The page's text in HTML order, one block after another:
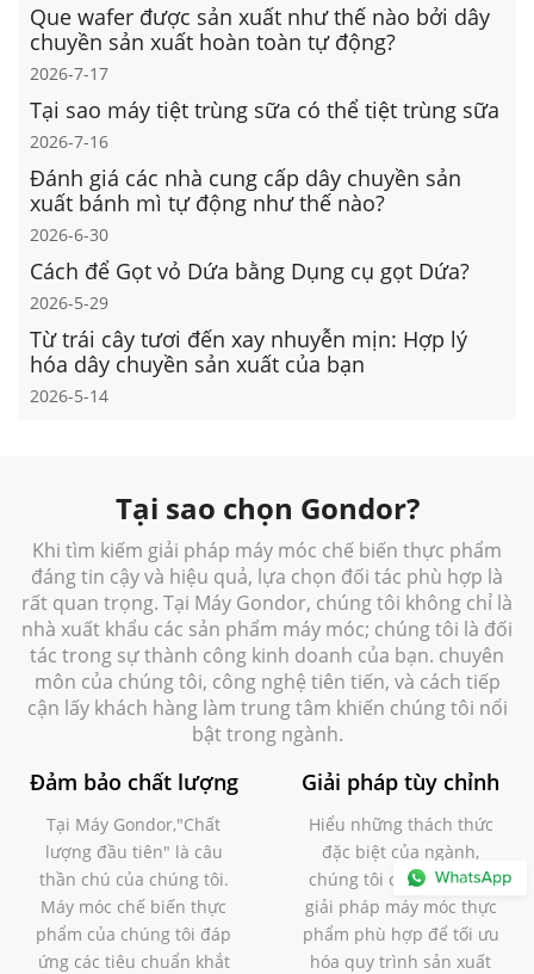
Que wafer được sản xuất như thế nào bởi dây
chuyền sản xuất hoàn toàn tự động?
2026-7-17
Tại sao máy tiệt trùng sữa có thể tiệt trùng sữa
2026-7-16
Đánh giá các nhà cung cấp dây chuyền sản
xuất bánh mì tự động như thế nào?
2026-6-30
Cách để Gọt vỏ Dứa bằng Dụng cụ gọt Dứa?
2026-5-29
Từ trái cây tươi đến xay nhuyễn mịn: Hợp lý
hóa dây chuyền sản xuất của bạn
2026-5-14
Tại sao chọn Gondor?
Khi tìm kiếm giải pháp máy móc chế biến thực phẩm
đáng tin cậy và hiệu quả, lựa chọn đối tác phù hợp là
rất quan trọng. Tại Máy Gondor, chúng tôi không chỉ là
nhà xuất khẩu các sản phẩm máy móc; chúng tôi là đối
tác trong sự thành công kinh doanh của bạn. chuyên
môn của chúng tôi, công nghệ tiên tiến, và cách tiếp
cận lấy khách hàng làm trung tâm khiến chúng tôi nổi
bật trong ngành.
Đảm bảo chất lượng
Tại Máy Gondor,"Chất
lượng đầu tiên" là câu
thần chú của chúng tôi.
Máy móc chế biến thực
phẩm của chúng tôi đáp
ứng các tiêu chuẩn khắt
Giải pháp tùy chỉnh
Hiểu những thách thức
đặc biệt của ngành,
chúng tôi cung cấp các
giải pháp máy móc thực
phẩm phù hợp để tối ưu
hóa quy trình sản xuất